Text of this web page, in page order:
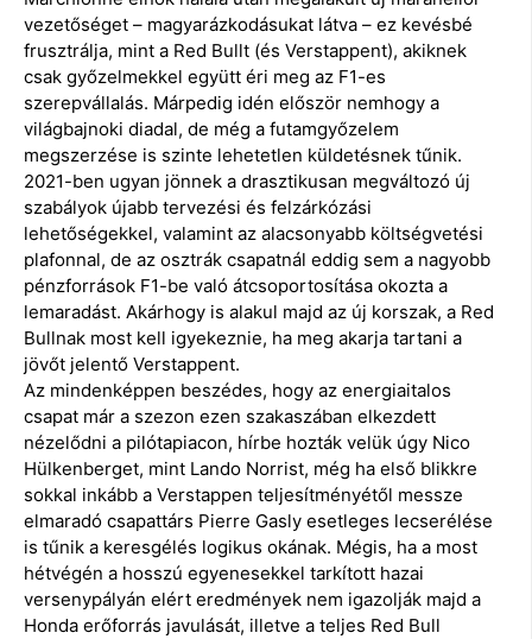
vezetőséget – magyarázkodásukat látva – ez kevésbé
frusztrálja, mint a Red Bullt (és Verstappent), akiknek
csak győzelmekkel együtt éri meg az F1-es
szerepvállalás. Márpedig idén először nemhogy a
világbajnoki diadal, de még a futamgyőzelem
megszerzése is szinte lehetetlen küldetésnek tűnik.
2021-ben ugyan jönnek a drasztikusan megváltozó új
szabályok újabb tervezési és felzárkózási
lehetőségekkel, valamint az alacsonyabb költségvetési
plafonnal, de az osztrák csapatnál eddig sem a nagyobb
pénzforrások F1-be való átcsoportosítása okozta a
lemaradást. Akárhogy is alakul majd az új korszak, a Red
Bullnak most kell igyekeznie, ha meg akarja tartani a
jövőt jelentő Verstappent.
Az mindenképpen beszédes, hogy az energiaitalos
csapat már a szezon ezen szakaszában elkezdett
nézelődni a pilótapiacon, hírbe hozták velük úgy Nico
Hülkenberget, mint Lando Norrist, még ha első blikkre
sokkal inkább a Verstappen teljesítményétől messze
elmaradó csapattárs Pierre Gasly esetleges lecserélése
is tűnik a keresgélés logikus okának. Mégis, ha a most
hétvégén a hosszú egyenesekkel tarkított hazai
versenypályán elért eredmények nem igazolják majd a
Honda erőforrás javulását, illetve a teljes Red Bull